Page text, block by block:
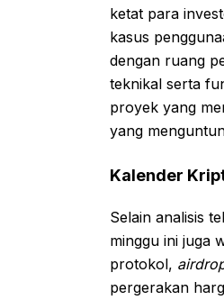
ketat para
kasus
dengan ruang
teknikal serta
proyek yang
yang
Kalender
Selain analisis
minggu ini juga
protokol,
pergerakan